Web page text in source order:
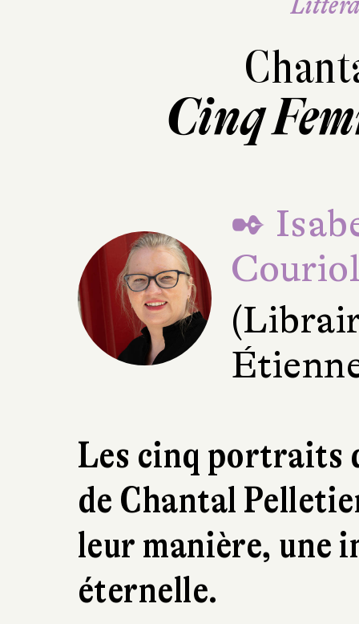
Cinq
✒
Les cinq portraits
de Chantal
leur manière, une
éternelle.